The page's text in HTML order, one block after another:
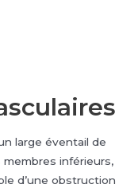
large éventail de
inférieurs,
d’une obstruction